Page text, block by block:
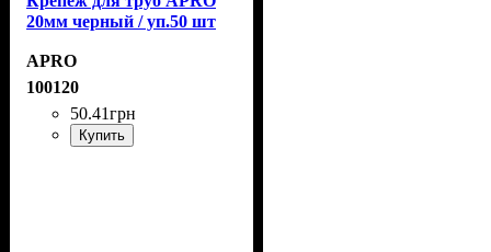
20мм черный / уп.50 шт
APRO
100120
50.41грн
Купить